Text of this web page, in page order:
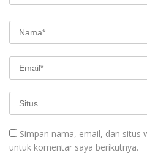
Simpan nama, email, dan situs
untuk komentar saya berikutnya.